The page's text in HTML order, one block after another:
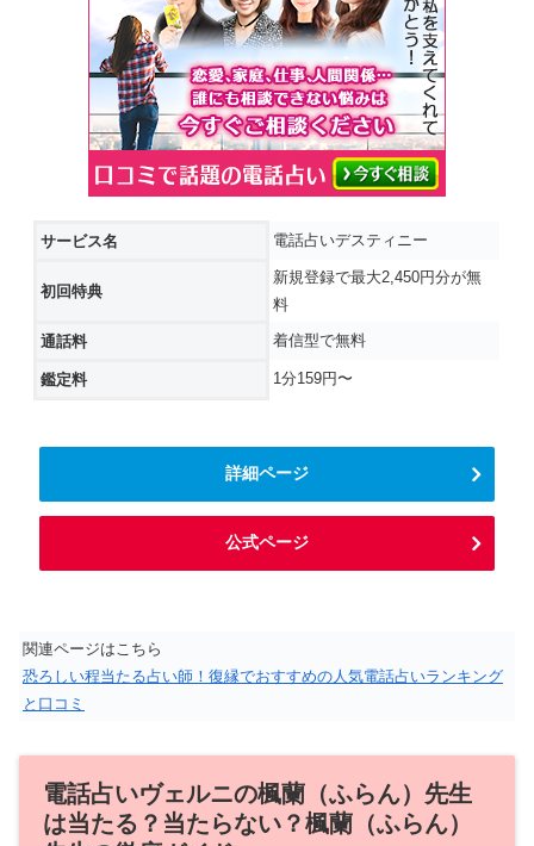
サービス名 電話占いデスティニー
初回特典
新規登録で最大2,450円分が無
料
通話料 着信型で無料
鑑定料 1分159円〜
詳細ページ
公式ページ
関連ページはこちら
恐ろしい程当たる占い師！復縁でおすすめの人気電話占いランキング
と口コミ
電話占いヴェルニの楓蘭（ふらん）先生
は当たる？当たらない？楓蘭（ふらん）